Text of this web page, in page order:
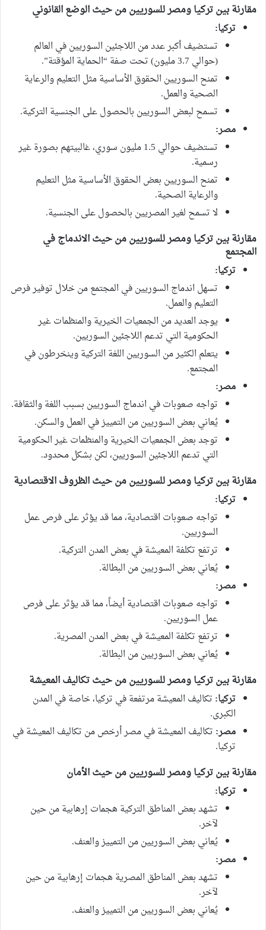
مقارنة بين تركيا ومصر للسوريين من حيث الوضع القانوني
تركيا:
تستضيف أكبر عدد من اللاجئين السوريين في العالم
(حوالي 3.7 مليون) تحت صفة “الحماية المؤقتة”.
تمنح السوريين الحقوق الأساسية مثل التعليم والرعاية
الصحية والعمل.
تسمح لبعض السوريين بالحصول على الجنسية التركية.
مصر:
تستضيف حوالي 1.5 مليون سوري، غالبيتهم بصورة غير
رسمية.
تمنح السوريين بعض الحقوق الأساسية مثل التعليم
والرعاية الصحية.
لا تسمح لغير المصريين بالحصول على الجنسية.
مقارنة بين تركيا ومصر للسوريين من حيث الاندماج في
المجتمع
تركيا:
تسهل اندماج السوريين في المجتمع من خلال توفير فرص
التعليم والعمل.
يوجد العديد من الجمعيات الخيرية والمنظمات غير
الحكومية التي تدعم اللاجئين السوريين.
يتعلم الكثير من السوريين اللغة التركية وينخرطون في
المجتمع.
مصر:
تواجه صعوبات في اندماج السوريين بسبب اللغة والثقافة.
يُعاني بعض السوريين من التمييز في العمل والسكن.
توجد بعض الجمعيات الخيرية والمنظمات غير الحكومية
التي تدعم اللاجئين السوريين، لكن بشكل محدود.
مقارنة بين تركيا ومصر للسوريين من حيث الظروف الاقتصادية
تركيا:
تواجه صعوبات اقتصادية، مما قد يؤثر على فرص عمل
السوريين.
ترتفع تكلفة المعيشة في بعض المدن التركية.
يُعاني بعض السوريين من البطالة.
مصر:
تواجه صعوبات اقتصادية أيضاً، مما قد يؤثر على فرص
عمل السوريين.
ترتفع تكلفة المعيشة في بعض المدن المصرية.
يُعاني بعض السوريين من البطالة.
مقارنة بين تركيا ومصر للسوريين من حيث تكاليف المعيشة
تركيا: تكاليف المعيشة مرتفعة في تركيا، خاصة في المدن
الكبرى.
مصر: تكاليف المعيشة في مصر أرخص من تكاليف المعيشة في
تركيا.
مقارنة بين تركيا ومصر للسوريين من حيث الأمان
تركيا:
تشهد بعض المناطق التركية هجمات إرهابية من حين
لآخر.
يُعاني بعض السوريين من التمييز والعنف.
مصر:
تشهد بعض المناطق المصرية هجمات إرهابية من حين
لآخر.
يُعاني بعض السوريين من التمييز والعنف.